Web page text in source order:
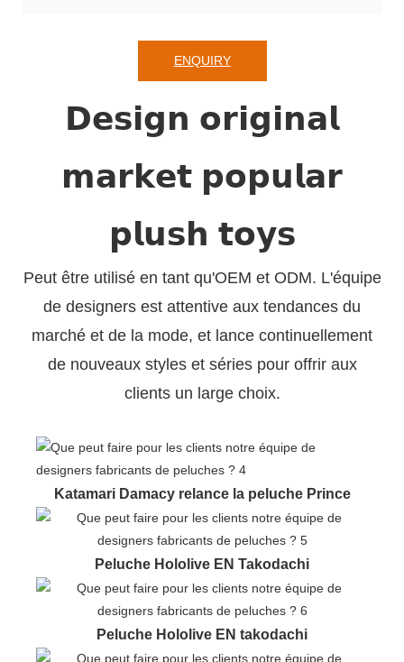
ENQUIRY
𝗗𝗲𝘀𝗶𝗴𝗻 𝗼𝗿𝗶𝗴𝗶𝗻𝗮𝗹
𝗺𝗮𝗿𝗸𝗲𝘁 𝗽𝗼𝗽𝘂𝗹𝗮𝗿
𝗽𝗹𝘂𝘀𝗵 𝘁𝗼𝘆𝘀
Peut être utilisé en tant qu'OEM et ODM. L'équipe
de designers est attentive aux tendances du
marché et de la mode, et lance continuellement
de nouveaux styles et séries pour offrir aux
clients un large choix.
Katamari Damacy relance la peluche Prince
Peluche Hololive EN Takodachi
Peluche Hololive EN takodachi